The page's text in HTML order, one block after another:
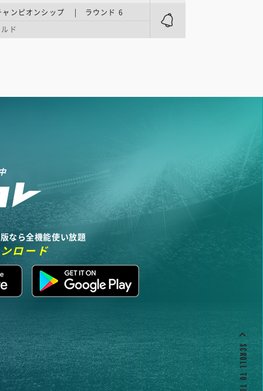
ャンピオンシップ | ラウンド 6
ド
なら全機能使い放題
ロード
SCROLL TO TOP